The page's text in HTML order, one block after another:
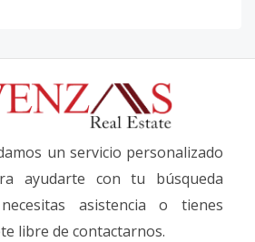
un servicio personalizado
ayudarte con tu búsqueda
asistencia o tienes
libre de contactarnos.